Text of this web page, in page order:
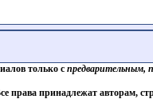
только с предварительным,
права принадлежат авторам,